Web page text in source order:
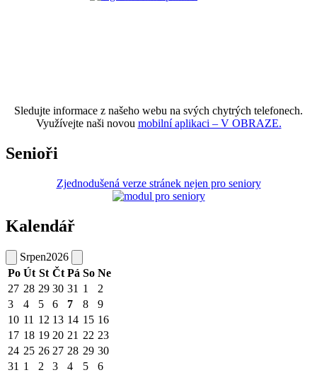
Sledujte informace z našeho webu na svých chytrých telefonech.
Využívejte naši novou mobilní aplikaci – V OBRAZE.
Senioři
Zjednodušená verze stránek nejen pro seniory
Kalendář
Srpen2026
Po Út St Čt Pá So Ne
27 28 29 30 31 1
2
3
4 5 6 7 8
9
10 11 12 13 14 15 16
17 18 19 20 21 22 23
24 25 26 27 28 29 30
31 1 2 3 4 5 6